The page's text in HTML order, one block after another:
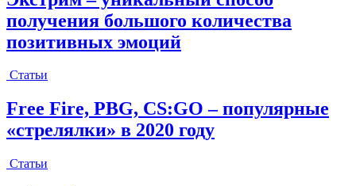
получения большого количества
позитивных эмоций
Статьи
Free Fire, PBG, CS:GO – популярные
«стрелялки» в 2020 году
Статьи